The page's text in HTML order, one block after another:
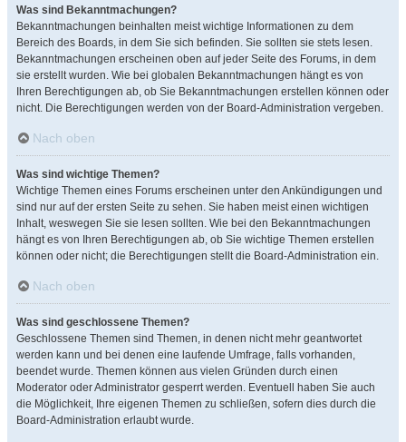
Was sind Bekanntmachungen?
Bekanntmachungen beinhalten meist wichtige Informationen zu dem
Bereich des Boards, in dem Sie sich befinden. Sie sollten sie stets lesen.
Bekanntmachungen erscheinen oben auf jeder Seite des Forums, in dem
sie erstellt wurden. Wie bei globalen Bekanntmachungen hängt es von
Ihren Berechtigungen ab, ob Sie Bekanntmachungen erstellen können oder
nicht. Die Berechtigungen werden von der Board-Administration vergeben.
Nach oben
Was sind wichtige Themen?
Wichtige Themen eines Forums erscheinen unter den Ankündigungen und
sind nur auf der ersten Seite zu sehen. Sie haben meist einen wichtigen
Inhalt, weswegen Sie sie lesen sollten. Wie bei den Bekanntmachungen
hängt es von Ihren Berechtigungen ab, ob Sie wichtige Themen erstellen
können oder nicht; die Berechtigungen stellt die Board-Administration ein.
Nach oben
Was sind geschlossene Themen?
Geschlossene Themen sind Themen, in denen nicht mehr geantwortet
werden kann und bei denen eine laufende Umfrage, falls vorhanden,
beendet wurde. Themen können aus vielen Gründen durch einen
Moderator oder Administrator gesperrt werden. Eventuell haben Sie auch
die Möglichkeit, Ihre eigenen Themen zu schließen, sofern dies durch die
Board-Administration erlaubt wurde.